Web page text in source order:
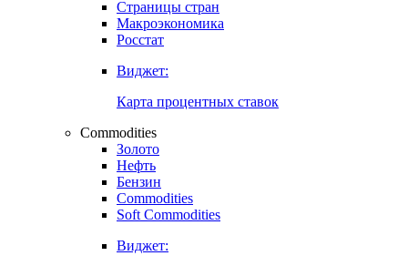
Возможность создания своего индекса
Страницы стран
Росстат
Виджет:
Карта процентных ставок
Commodities
Золото
Бензин